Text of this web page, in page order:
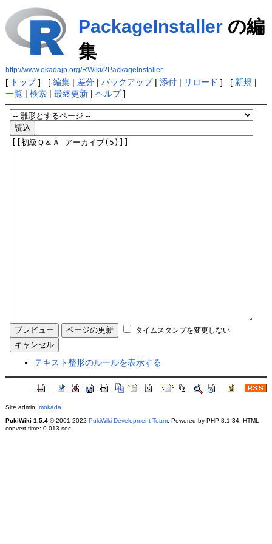
PackageInstallerの編
集
http://www.okadajp.org/RWiki/?PackageInstaller
[ トップ] [ 編集| 差分| バックアップ| 添付| リロード ] [ 新規 |
一覧| 検索| 最終更新| ヘルプ]
タイムスタンプを変更しない
テキスト整形のルールを表示する
Site admin: mokada
PukiWiki 1.5.4© 2001-2022 PukiWiki Development Team. Powered by PHP 8.1.34. HTML
convert time: 0.013 sec.